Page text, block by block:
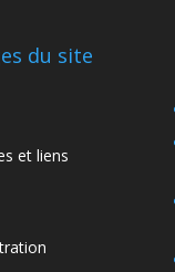
du site
et liens